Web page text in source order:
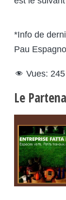
*Info de
Pau
Vues: 245
Le